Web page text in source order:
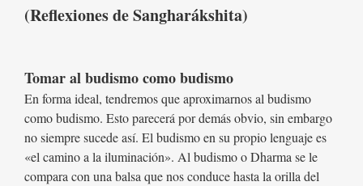
(Reflexiones de Sangharákshita)
Tomar al budismo como budismo
En forma ideal, tendremos que aproximarnos al budismo
como budismo. Esto parecerá por demás obvio, sin embargo
no siempre sucede así. El budismo en su propio lenguaje es
«el camino a la iluminación». Al budismo o Dharma se le
compara con una balsa que nos conduce hasta la orilla del